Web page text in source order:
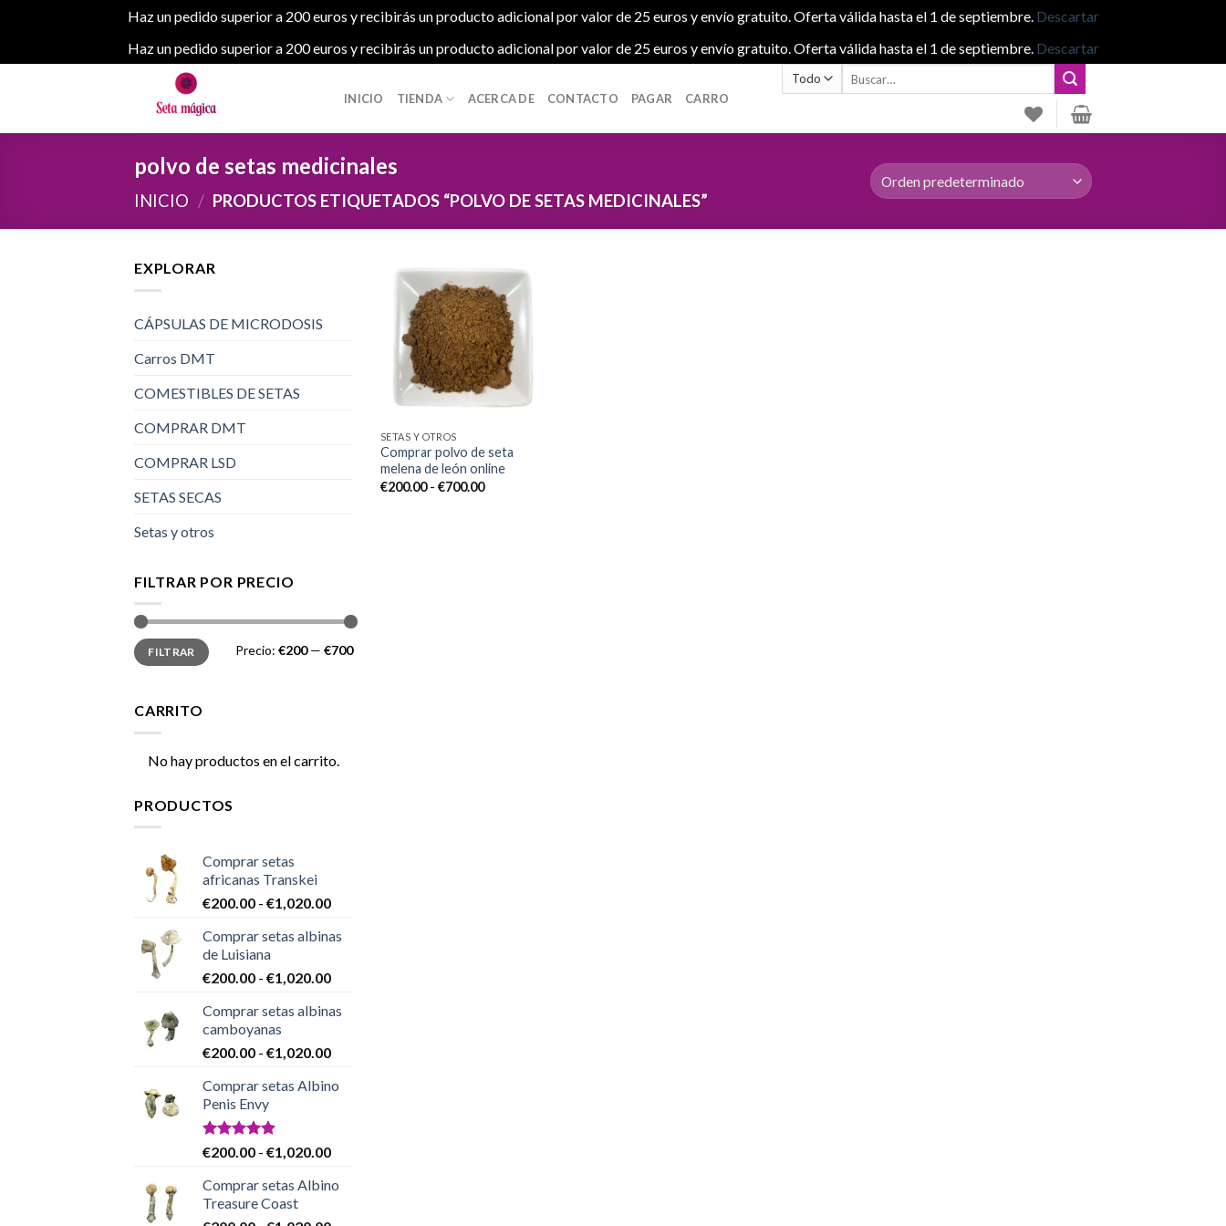
Haz un pedido superior a 200 euros y recibirás un producto adicional por valor de 25 euros y envío gratuito. Oferta válida hasta el 1 de septiembre. Descartar
Haz un pedido superior a 200 euros y recibirás un producto adicional por valor de 25 euros y envío gratuito. Oferta válida hasta el 1 de septiembre. Descartar
INICIO TIENDA ACERCA DE CONTACTO PAGAR CARRO
Buscar
polvo de setas medicinales
INICIO / PRODUCTOS ETIQUETADOS “POLVO DE SETAS MEDICINALES”
EXPLORAR
CÁPSULAS DE MICRODOSIS
Carros DMT
COMESTIBLES DE SETAS
COMPRAR DMT
COMPRAR LSD
SETAS SECAS
Setas y otros
FILTRAR POR PRECIO
Precio
mínimo
Precio
máximo
FILTRAR Precio: €200— €700
CARRITO
No hay productos en el carrito.
PRODUCTOS
Comprar setas
africanas Transkei
€200.00 - €1,020.00Rango
precios:
€200.00
€1,020.00
Comprar setas albinas
de Luisiana
€200.00 - €1,020.00Rango
precios:
€200.00
€1,020.00
Comprar setas albinas
camboyanas
€200.00 - €1,020.00Rango
precios:
hasta
Comprar setas Albino
Penis Envy
Valorado
de 5
€200.00 - €1,020.00Rango
precios:
Comprar setas Albino
Treasure Coast
Add to
wishlist
SETAS Y OTROS
Comprar polvo de seta
melena de león online
€200.00 - €700.00Rango